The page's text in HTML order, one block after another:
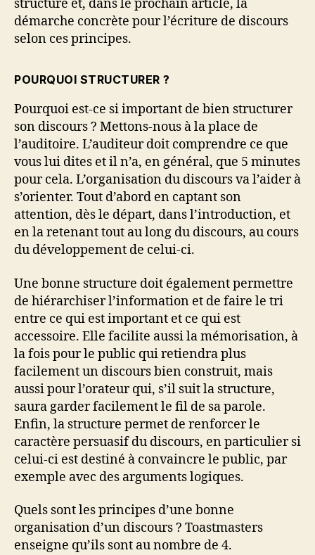
structure et, dans le prochain article, la
démarche concrète pour l’écriture de discours
selon ces principes.
POURQUOI STRUCTURER ?
Pourquoi est-ce si important de bien structurer
son discours ? Mettons-nous à la place de
l’auditoire. L’auditeur doit comprendre ce que
vous lui dites et il n’a, en général, que 5 minutes
pour cela. L’organisation du discours va l’aider à
s’orienter. Tout d’abord en captant son
attention, dès le départ, dans l’introduction, et
en la retenant tout au long du discours, au cours
du développement de celui-ci.
Une bonne structure doit également permettre
de hiérarchiser l’information et de faire le tri
entre ce qui est important et ce qui est
accessoire. Elle facilite aussi la mémorisation, à
la fois pour le public qui retiendra plus
facilement un discours bien construit, mais
aussi pour l’orateur qui, s’il suit la structure,
saura garder facilement le fil de sa parole.
Enfin, la structure permet de renforcer le
caractère persuasif du discours, en particulier si
celui-ci est destiné à convaincre le public, par
exemple avec des arguments logiques.
Quels sont les principes d’une bonne
organisation d’un discours ? Toastmasters
enseigne qu’ils sont au nombre de 4.